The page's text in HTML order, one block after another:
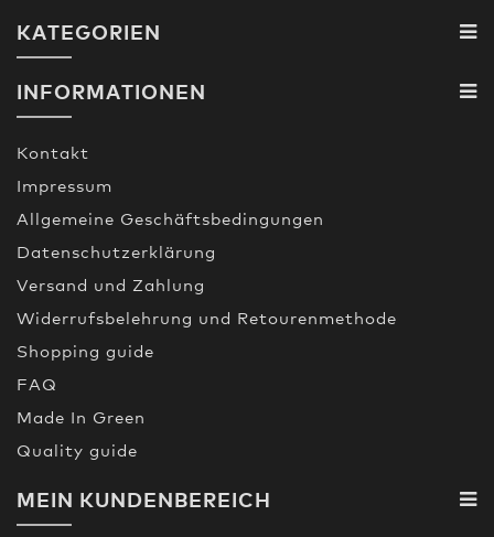
KATEGORIEN
INFORMATIONEN
Kontakt
Impressum
Allgemeine Geschäftsbedingungen
Datenschutzerklärung
Versand und Zahlung
Widerrufsbelehrung und Retourenmethode
Shopping guide
FAQ
Made In Green
Quality guide
MEIN KUNDENBEREICH